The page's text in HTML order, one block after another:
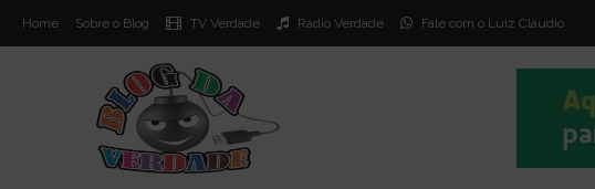
Home Sobre o Blog TV Verdade Rádio Verdade Fale com o Luiz Cláudio